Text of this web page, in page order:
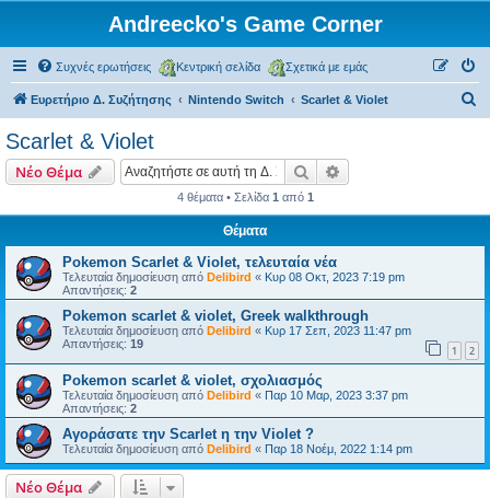
Andreecko's Game Corner
Συχνές ερωτήσεις Κεντρική σελίδα Σχετικά με εμάς
Ευρετήριο Δ. Συζήτησης Nintendo Switch Scarlet & Violet
Scarlet & Violet
Νέο Θέμα Αναζήτηση
4 θέματα • Σελίδα 1 από 1
Θέματα
Pokemon Scarlet & Violet, τελευταία νέα
Τελευταία δημοσίευση από Delibird « Κυρ 08 Οκτ, 2023 7:19 pm
Απαντήσεις: 2
Pokemon scarlet & violet, Greek walkthrough
Τελευταία δημοσίευση από Delibird « Κυρ 17 Σεπ, 2023 11:47 pm
Απαντήσεις: 19 1 2
Pokemon scarlet & violet, σχολιασμός
Τελευταία δημοσίευση από Delibird « Παρ 10 Μαρ, 2023 3:37 pm
Απαντήσεις: 2
Αγοράσατε την Scarlet η την Violet ?
Τελευταία δημοσίευση από Delibird « Παρ 18 Νοέμ, 2022 1:14 pm
Νέο Θέμα